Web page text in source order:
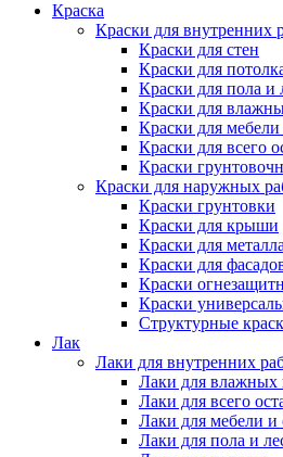
Краска
Краски для внутренних
Краски для стен
Краски для
Краски для пола и
Краски для
Краски для
Краски для всего
Краски
Краски для наружных
Краски грунтовки
Краски для крыши
Краски для металла
Краски для
Краски
Краски
Структурные
Лак
Лаки для внутренних
Лаки для
Лаки для всего
Лаки для мебели и
Лаки для пола и